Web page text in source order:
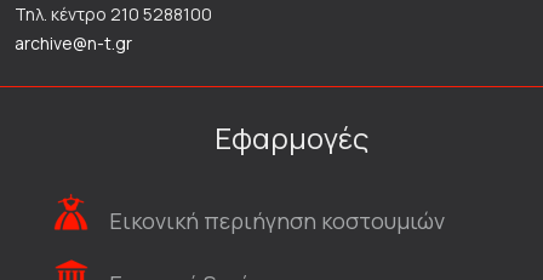
Τηλ. κέντρο 210 5288100
archive@n-t.gr
Εφαρμογές
Εικονική περιήγηση κοστουμιών